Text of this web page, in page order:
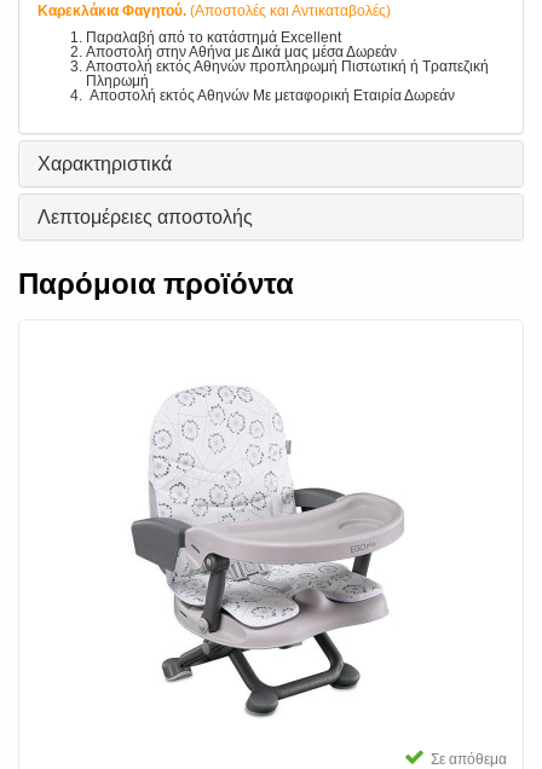
Καρεκλάκια Φαγητού. (Αποστολές και Αντικαταβολές)
Παραλαβή από το κατάστημά Excellent
Αποστολή στην Αθήνα με Δικά μας μέσα Δωρεάν
Αποστολή εκτός Αθηνών προπληρωμή Πιστωτική ή Τραπεζική
Πληρωμή
Αποστολή εκτός Αθηνών Με μεταφορική Εταιρία Δωρεάν
Χαρακτηριστικά
Λεπτομέρειες αποστολής
Παρόμοια προϊόντα
Σε απόθεμα